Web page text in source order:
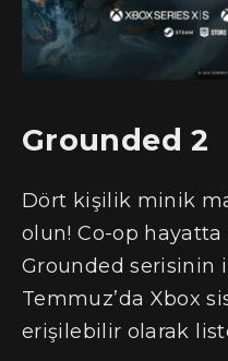
Grounded 2
Dört kişilik minik
olun! Co-op
Grounded serisinin
Temmuz’da Xbox
erişilebilir olarak